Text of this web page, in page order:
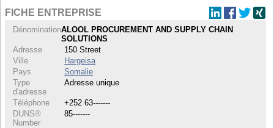
FICHE ENTREPRISE
DénominationALOOL PROCUREMENT AND SUPPLY CHAIN
SOLUTIONS
Adresse
150 Street
Ville
Hargeisa
Pays
Somalie
Type
d'adresse
Adresse unique
Téléphone
+252 63-------
DUNS®
Number
85-------